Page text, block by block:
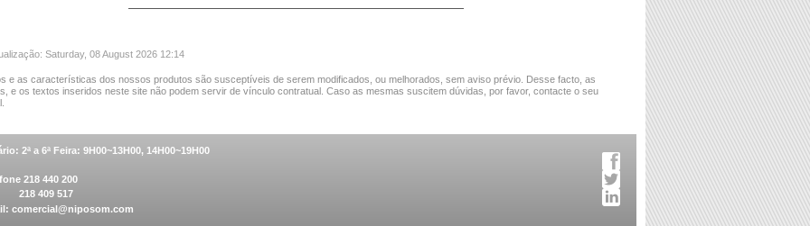
Saturday, 08 August 2026 12:14
e as características dos nossos produtos são susceptíveis de serem modificados, ou melhorados, sem aviso prévio. Desse facto, as
e os textos inseridos neste site não podem servir de vínculo contratual. Caso as mesmas suscitem dúvidas, por favor, contacte o seu
2ª a 6ª Feira: 9H00~13H00, 14H00~19H00
218 440 200
218 409 517
comercial@niposom.com